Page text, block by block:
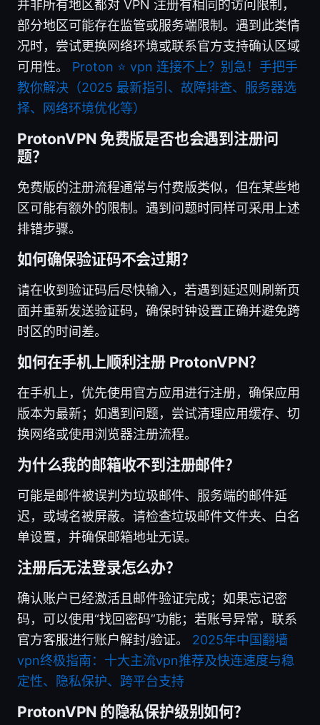
并非所有地区都对 VPN 注册有相同的访问限制，
部分地区可能存在监管或服务端限制。遇到此类情
况时，尝试更换网络环境或联系官方支持确认区域
可用性。 Proton ⭐ vpn 连接不上？别急！手把手
教你解决（2025 最新指引、故障排查、服务器选
择、网络环境优化等）
ProtonVPN 免费版是否也会遇到注册问
题？
免费版的注册流程通常与付费版类似，但在某些地
区可能有额外的限制。遇到问题时同样可采用上述
排错步骤。
如何确保验证码不会过期？
请在收到验证码后尽快输入，若遇到延迟则刷新页
面并重新发送验证码，确保时钟设置正确并避免跨
时区的时间差。
如何在手机上顺利注册 ProtonVPN？
在手机上，优先使用官方应用进行注册，确保应用
版本为最新；如遇到问题，尝试清理应用缓存、切
换网络或使用浏览器注册流程。
为什么我的邮箱收不到注册邮件？
可能是邮件被误判为垃圾邮件、服务端的邮件延
迟，或域名被屏蔽。请检查垃圾邮件文件夹、白名
单设置，并确保邮箱地址无误。
注册后无法登录怎么办？
确认账户已经激活且邮件验证完成；如果忘记密
码，可以使用“找回密码”功能；若账号异常，联系
官方客服进行账户解封/验证。 2025年中国翻墙
vpn终极指南：十大主流vpn推荐及快连速度与稳
定性、隐私保护、跨平台支持
ProtonVPN 的隐私保护级别如何？